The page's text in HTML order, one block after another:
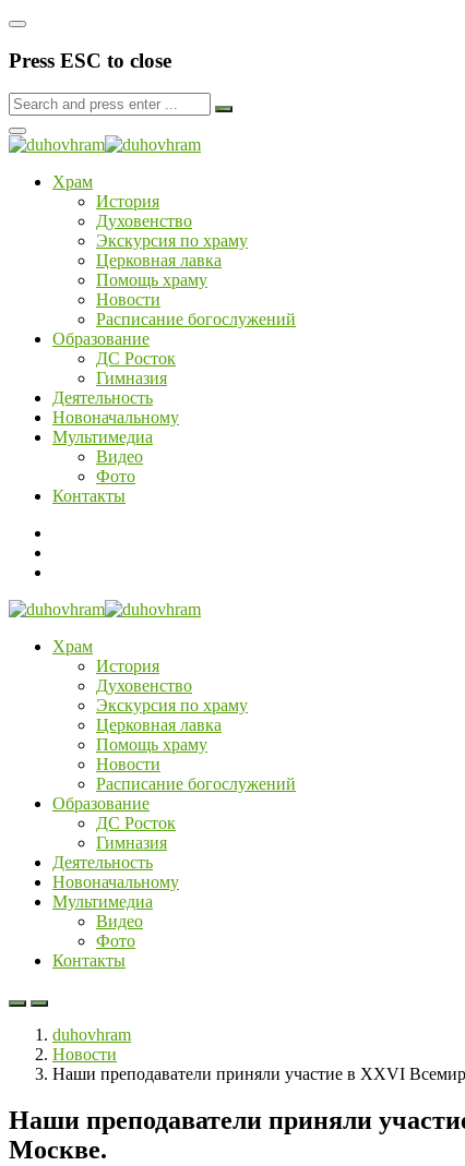
Press ESC to close
Храм
История
Духовенство
Экскурсия по храму
Церковная лавка
Помощь храму
Новости
Расписание богослужений
Образование
ДС Росток
Гимназия
Деятельность
Новоначальному
Мультимедиа
Видео
Фото
Контакты
Храм
История
Духовенство
Экскурсия по храму
Церковная лавка
Помощь храму
Новости
Расписание богослужений
Образование
ДС Росток
Гимназия
Деятельность
Новоначальному
Мультимедиа
Видео
Фото
Контакты
duhovhram
Новости
Наши преподаватели приняли участие в XXVI
Наши преподаватели приняли
Москве.